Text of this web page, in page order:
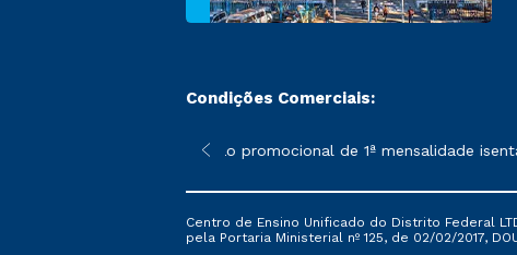
Condições Comerciais:
sofrer alterações nos períodos de rematrícula conforme
*A condição promocional de 1ª mensalidade
Centro de Ensino Unificado do Distrito Federal
pela Portaria Ministerial nº 125, de 02/02/2017,